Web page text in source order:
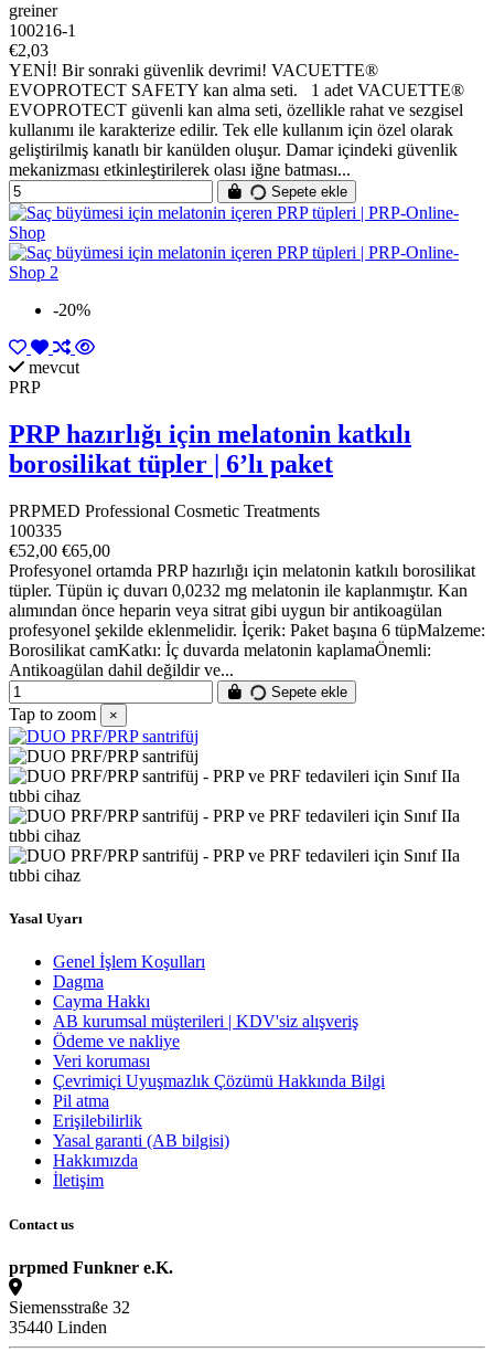
greiner
100216-1
€2,03
YENİ! Bir sonraki güvenlik devrimi! VACUETTE®
EVOPROTECT SAFETY kan alma seti. 1 adet VACUETTE®
EVOPROTECT güvenli kan alma seti, özellikle rahat ve sezgisel
kullanımı ile karakterize edilir. Tek elle kullanım için özel olarak
geliştirilmiş kanatlı bir kanülden oluşur. Damar içindeki güvenlik
mekanizması etkinleştirilerek olası iğne batması...
Sepete ekle
-20%
mevcut
PRP
PRP hazırlığı için melatonin katkılı
borosilikat tüpler | 6’lı paket
PRPMED Professional Cosmetic Treatments
100335
€52,00 €65,00
Profesyonel ortamda PRP hazırlığı için melatonin katkılı borosilikat
tüpler. Tüpün iç duvarı 0,0232 mg melatonin ile kaplanmıştır. Kan
alımından önce heparin veya sitrat gibi uygun bir antikoagülan
profesyonel şekilde eklenmelidir. İçerik: Paket başına 6 tüpMalzeme:
Borosilikat camKatkı: İç duvarda melatonin kaplamaÖnemli:
Antikoagülan dahil değildir ve...
Sepete ekle
Tap to zoom ×
Yasal Uyarı
Genel İşlem Koşulları
Dagma
Cayma Hakkı
AB kurumsal müşterileri | KDV'siz alışveriş
Ödeme ve nakliye
Veri koruması
Çevrimiçi Uyuşmazlık Çözümü Hakkında Bilgi
Pil atma
Erişilebilirlik
Yasal garanti (AB bilgisi)
Hakkımızda
İletişim
Contact us
prpmed Funkner e.K.
Siemensstraße 32
35440 Linden